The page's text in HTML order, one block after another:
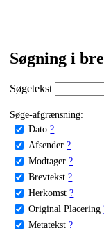
Søgning i
Søgetekst
Søge-afgrænsning:
Dato ?
Afsender ?
Modtager ?
Brevtekst ?
Herkomst ?
Original Placering
Metatekst ?